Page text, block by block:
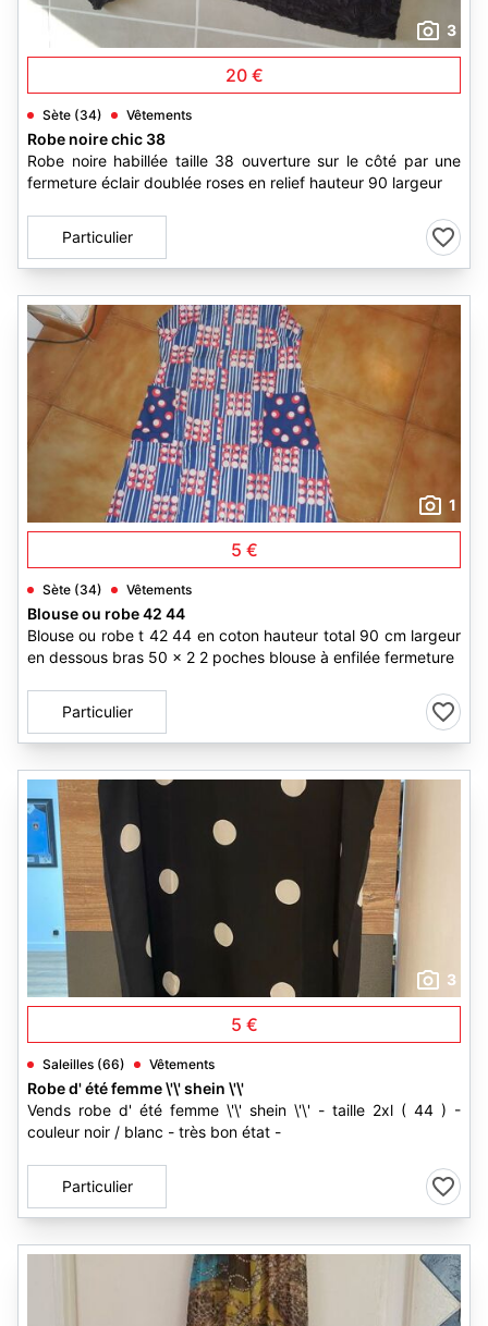
3
20 €
Sète (34) Vêtements
Robe noire chic 38
Robe noire habillée taille 38 ouverture sur le côté par une
fermeture éclair doublée roses en relief hauteur 90 largeur
Particulier
1
5 €
Sète (34) Vêtements
Blouse ou robe 42 44
Blouse ou robe t 42 44 en coton hauteur total 90 cm largeur
en dessous bras 50 x 2 2 poches blouse à enfilée fermeture
Particulier
3
5 €
Saleilles (66) Vêtements
Robe d' été femme \'\' shein \'\'
Vends robe d' été femme \'\' shein \'\' - taille 2xl ( 44 ) -
couleur noir / blanc - très bon état -
Particulier